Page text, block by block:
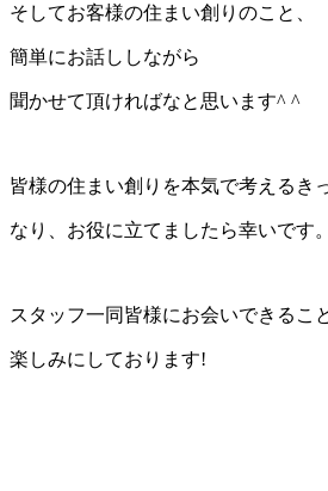
そしてお客様の住まい創りのこと、
簡単にお話ししながら
聞かせて頂ければなと思います^ ^
皆様の住まい創りを本気で考えるき
なり、お役に立てましたら幸いです。
スタッフ一同皆様にお会いできるこ
楽しみにしております!